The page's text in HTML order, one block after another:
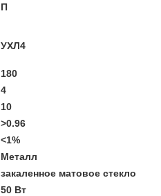
П
УХЛ4
180
4
10
>0.96
<1%
Металл
закаленное матовое стекло
50 Вт